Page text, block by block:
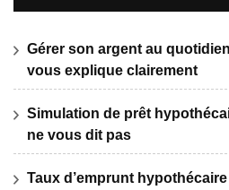
Gérer son argent au
vous explique clairement
Simulation de prêt
ne vous dit pas
Taux d’emprunt